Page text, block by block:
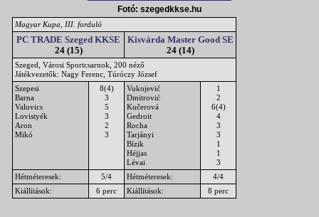
Fotó: szegedkkse.hu
Magyar Kupa, III. forduló
PC TRADE Szeged KKSE
24 (15)
Kisvárda Master Good SE
24 (14)
Szeged, Városi Sportcsarnok, 200 néző
Játékvezetők: Nagy Ferenc, Túróczy József
Szepesi
Barna
Valovics
Lovistyék
Aron
Mikó
8(4)
3
5
3
2
3
Vukojević
Dmitrović
Kučerová
Gedroit
Rocha
Tarjányi
Bízik
Héjjas
Lévai
1
2
6(4)
4
3
3
1
1
3
Hétméteresek:
5/4 Hétméteresek:
4/4
Kiállítások:
6 perc Kiállítások: 8 perc